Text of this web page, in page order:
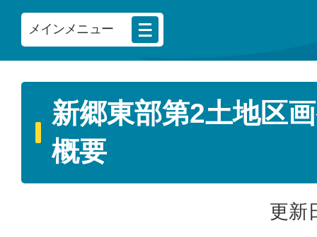
メインメニュー
新郷東部第2土地区
概要
更新